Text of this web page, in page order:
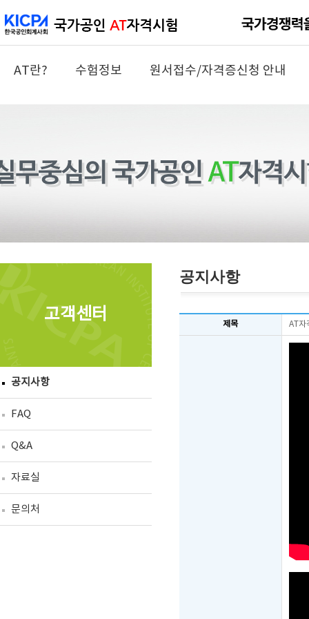
AT란? 수험정보 원서접수/자격증신청 안내
고객센터
공지사항
FAQ
Q&A
자료실
문의처
공지사항
제목 AT자